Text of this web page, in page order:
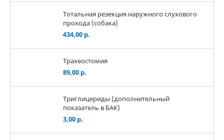
Тотальная резекция наружного слухового
прохода (собака)
434,00 р.
Трахеостомия
89,00 р.
Триглицериды (дополнительный
показатель в БАК)
3,00 р.